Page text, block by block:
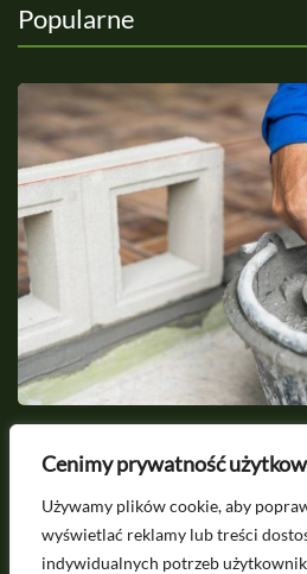
Cenimy prywatność
Używamy plików cookie, aby
wyświetlać reklamy lub treści
indywidualnych potrzeb
Popularne
2026-07-19